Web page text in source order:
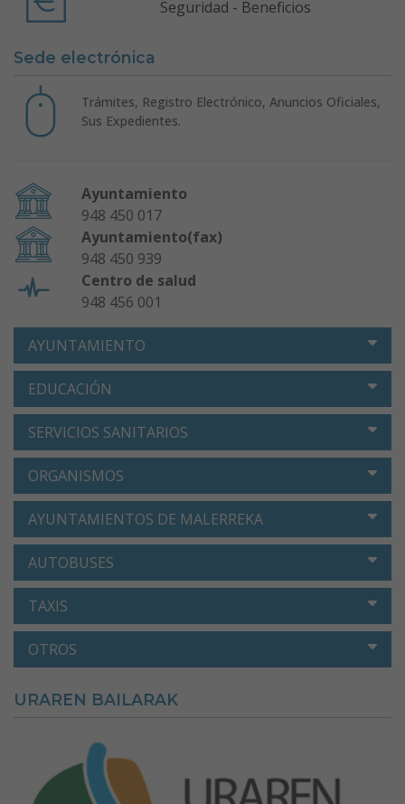
Seguridad - Beneficios
Sede electrónica
Trámites, Registro Electrónico, Anuncios Oficiales,
Sus Expedientes.
Ayuntamiento
948 450 017
Ayuntamiento(fax)
948 450 939
Centro de salud
948 456 001
AYUNTAMIENTO
EDUCACIÓN
SERVICIOS SANITARIOS
ORGANISMOS
AYUNTAMIENTOS DE MALERREKA
AUTOBUSES
TAXIS
OTROS
URAREN BAILARAK